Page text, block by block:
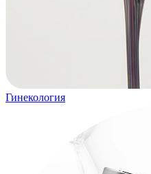
Гинекология